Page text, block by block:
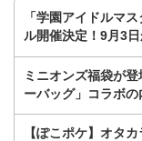
「学園アイドルマ
ル開催決定！9月3日
ミニオンズ福袋が
ーバッグ」コラボ
【ぽこポケ】オタ